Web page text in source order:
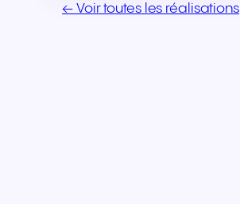
← Voir toutes les réalisations